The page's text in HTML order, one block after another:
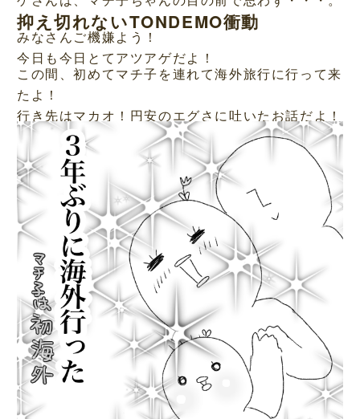
抑え切れないTONDEMO衝動
みなさんご機嫌よう！
今日も今日とてアツアゲだよ！
この間、初めてマチ子を連れて海外旅行に行って来
たよ！
行き先はマカオ！円安のエグさに吐いたお話だよ！